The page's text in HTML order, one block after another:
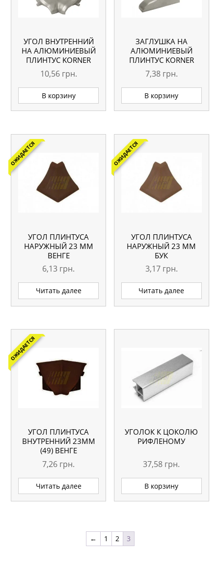
УГОЛ ВНУТРЕННИЙ
НА АЛЮМИНИЕВЫЙ
ПЛИНТУС KORNER
10,56 грн.
В корзину
ЗАГЛУШКА НА
АЛЮМИНИЕВЫЙ
ПЛИНТУС KORNER
7,38 грн.
В корзину
ОЖИДАЕТСЯ
УГОЛ ПЛИНТУСА
НАРУЖНЫЙ 23 ММ
ВЕНГЕ
6,13 грн.
Читать далее
ОЖИДАЕТСЯ
УГОЛ ПЛИНТУСА
НАРУЖНЫЙ 23 ММ
БУК
3,17 грн.
Читать далее
ОЖИДАЕТСЯ
УГОЛ ПЛИНТУСА
ВНУТРЕННИЙ 23ММ
(49) ВЕНГЕ
7,26 грн.
Читать далее
УГОЛОК К ЦОКОЛЮ
РИФЛЕНОМУ
37,58 грн.
В корзину
← 1 2 3